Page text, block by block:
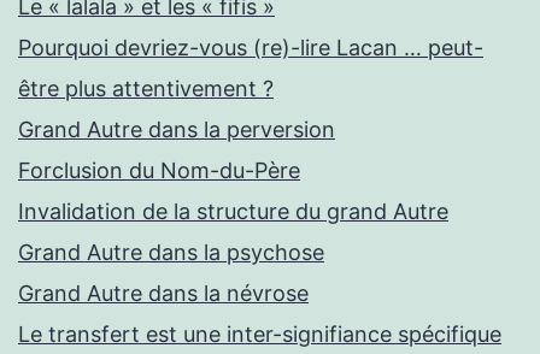
Le « lalala » et les « fifis »
Pourquoi devriez-vous (re)-lire Lacan … peut-
être plus attentivement ?
Grand Autre dans la perversion
Forclusion du Nom-du-Père
Invalidation de la structure du grand Autre
Grand Autre dans la psychose
Grand Autre dans la névrose
Le transfert est une inter-signifiance spécifique